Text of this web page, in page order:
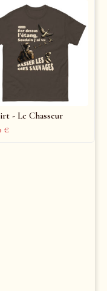
- Le Chasseur
€